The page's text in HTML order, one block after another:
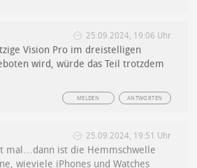
25.09.2024, 19:06 Uhr
Vision Pro im dreistelligen
wird, würde das Teil trotzdem
ANTWORTEN
MELDEN
25.09.2024, 19:51 Uhr
mal…dann ist die Hemmschwelle
wieviele iPhones und Watches